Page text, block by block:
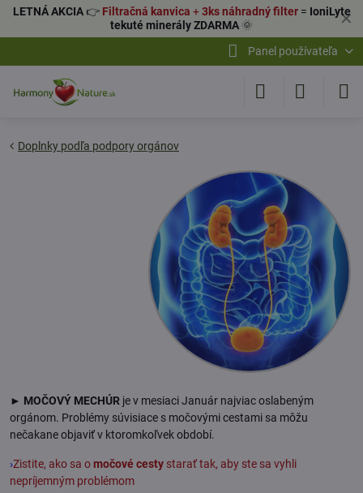
✕
LETNÁ AKCIA👉 Filtračná kanvica +3ks náhradný filter= IoniLyte
tekuté minerály ZDARMA 🌞
Panel používateľa
Doplnky podľa podpory orgánov
► MOČOVÝ MECHÚR je v mesiaci Január najviac oslabeným
orgánom. Problémy súvisiace s močovými cestami sa môžu
nečakane objaviť v ktoromkoľvek období.
›Zistite, ako sa omočové cesty starať tak, aby ste sa vyhli
nepríjemným problémom